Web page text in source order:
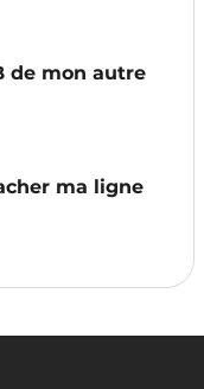
de mon autre
ma ligne